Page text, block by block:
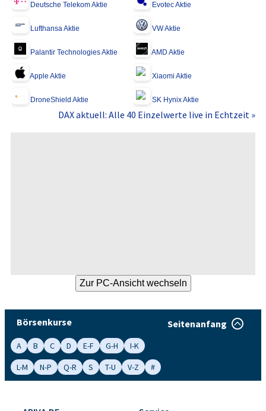
Deutsche Telekom Aktie Evotec Aktie
Lufthansa Aktie VW Aktie
Palantir Technologies Aktie AMD Aktie
Apple Aktie Xiaomi Aktie
DroneShield Aktie SK Hynix Aktie
DAX aktuell: Alle 40 Einzelwerte live in Echtzeit »
Börsenkurse Seitenanfang
A B C D E-F G-H
I-K
L-M
N-P Q-R S T-U V-Z #